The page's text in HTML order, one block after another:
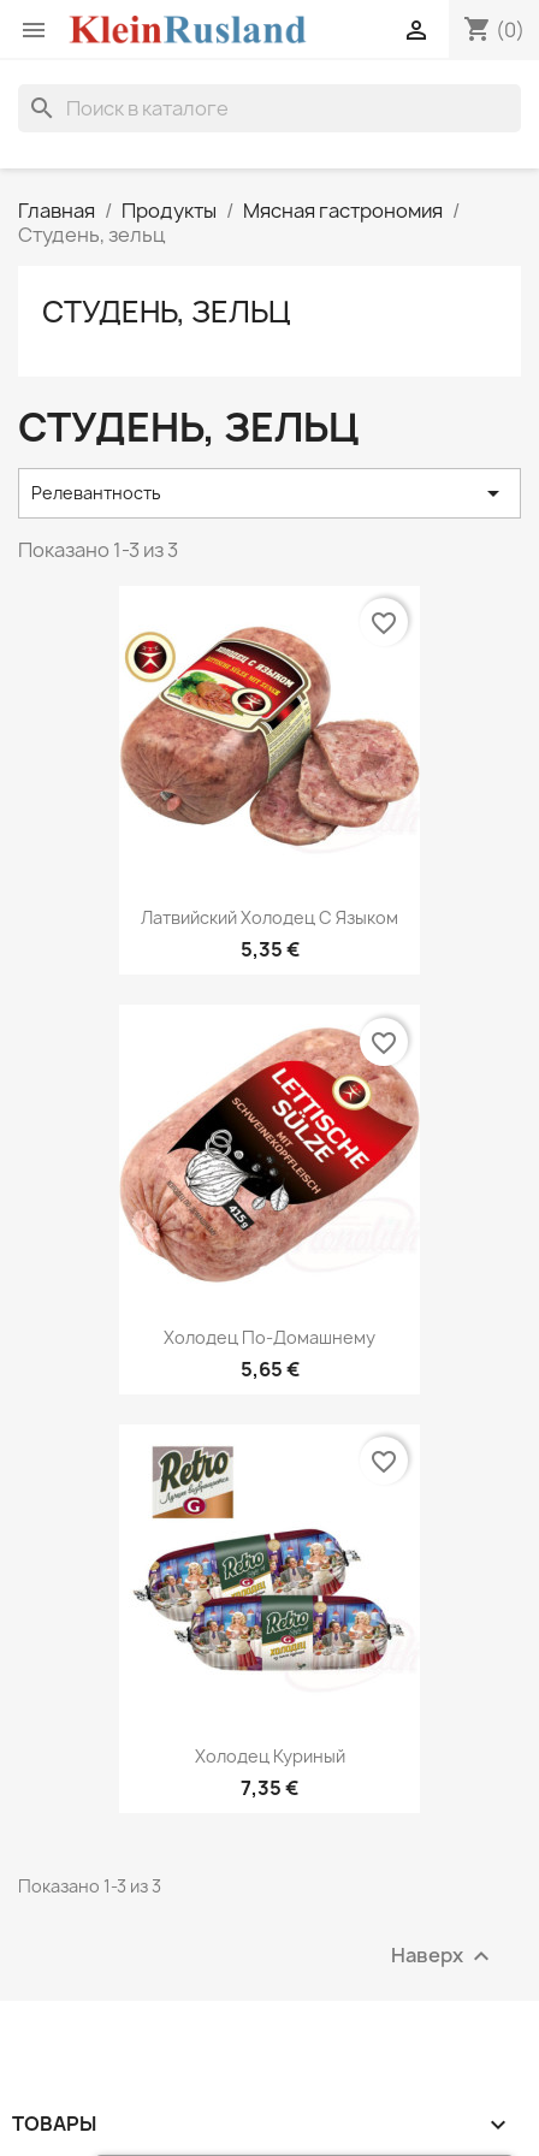
 shopping_cart (0)

search
Главная Продукты
Мясная гастрономия
Студень, зельц
СТУДЕНЬ, ЗЕЛЬЦ
СТУДЕНЬ, ЗЕЛЬЦ
Релевантность 
Показано 1-3 из 3
Латвийский Холодец С Языком
5,35 €
favorite_border
Холодец По-Домашнему
5,65 €
favorite_border
Холодец Куриный
7,35 €
favorite_border
Показано 1-3 из 3
Наверх 
ТОВАРЫ 